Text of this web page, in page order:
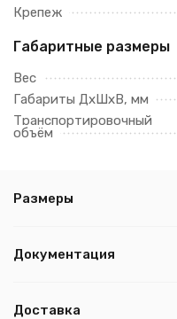
Крепеж
Габаритные размеры
Вес
Габариты ДхШхВ, мм
Транспортировочный
объём
Размеры
Документация
Доставка